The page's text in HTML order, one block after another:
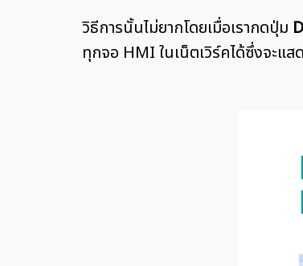
วิธีการนั้นไม่ยากโดยเมื่อเรากดปุ่ม
ทุกจอ HMI ในเน็ตเวิร์คได้ซึ่งจะแ